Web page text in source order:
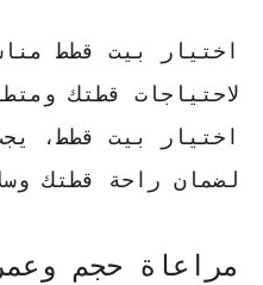
اختيار بيت قطط
لاحتياجات قطتك
اختيار بيت قطط،
لضمان راحة قطتك
مراعاة حجم